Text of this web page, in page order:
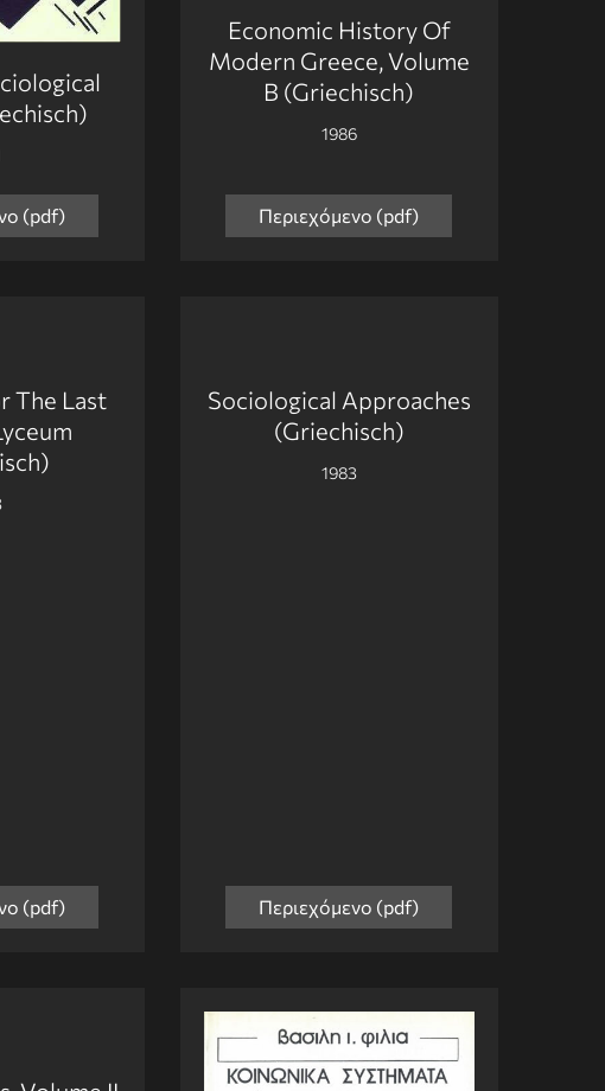
(pdf)
Economic History Of
Modern Greece, Volume
B (Griechisch)
1986
Περιεχόμενο (pdf)
The Last
(pdf)
Sociological Approaches
(Griechisch)
1983
Περιεχόμενο (pdf)